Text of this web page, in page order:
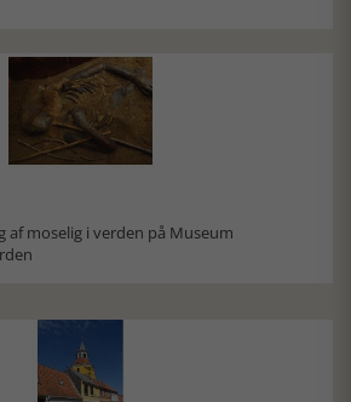
af moselig i verden på Museum